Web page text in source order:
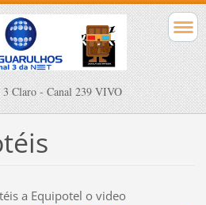
Claro - Canal 239 VIVO
a Equipotel o video